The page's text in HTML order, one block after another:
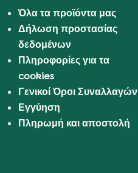
Όλα τα προϊόντα μας
Δήλωση προστασίας
δεδομένων
Πληροφορίες για τα
cookies
Γενικοί Όροι Συναλλαγών
Εγγύηση
Πληρωμή και αποστολή